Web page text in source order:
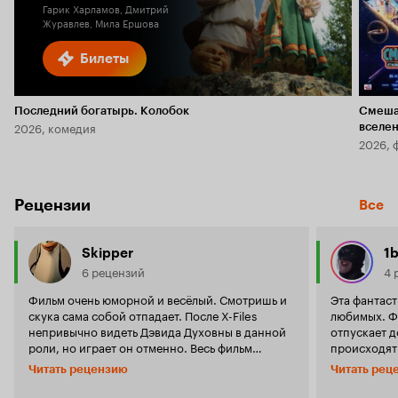
Билеты
Гарик Харламов, Дмитрий
Журавлев, Мила Ершова
Последний богатырь. Колобок
2026, комедия
2026,
Рецензии Все
Skipper
6 рецензий
Фильм очень юморной и весёлый. Смотришь и
скука сама собой отпадает. После X-Files
непривычно видеть Дэвида Духовны в данной
роли, но играет он отменно. Весь фильм
построен на абсурде, но это и привлекает
зрителя. Советую посмотреть.
Читать рецензию
4
Эта
любимых. Фильм берет с самого начала и не
отпускает
Хотя сюжет
Читать